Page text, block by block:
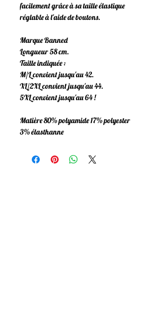
facilement grâce à sa taille élastique
réglable à l'aide de boutons.
Marque Banned
Longueur 58 cm.
Taille indiquée :
M/L convient jusqu'au 42.
XL/2XL convient jusqu'au 44.
5XL convient jusqu'au 64 !
Matière 80% polyamide 17% polyester
3% élasthanne